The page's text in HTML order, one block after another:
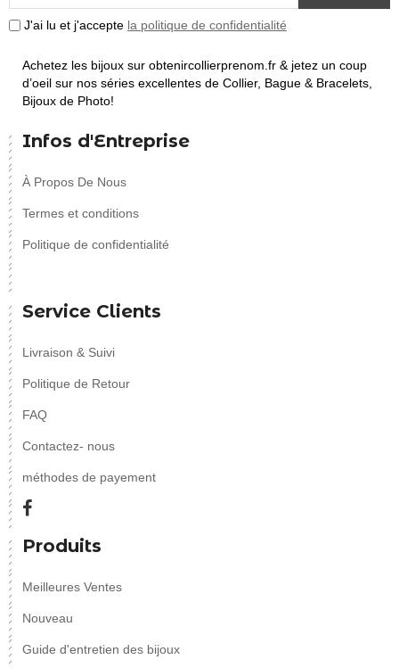
J'ai lu et j'accepte la politique de confidentialité
Achetez les bijoux sur obtenircollierprenom.fr & jetez un coup
d’oeil sur nos séries excellentes de Collier, Bague & Bracelets,
Bijoux de Photo!
Infos d'Entreprise
À Propos De Nous
Termes et conditions
Politique de confidentialité
Service Clients
Livraison & Suivi
Politique de Retour
FAQ
Contactez- nous
méthodes de payement
Produits
Meilleures Ventes
Nouveau
Guide d'entretien des bijoux